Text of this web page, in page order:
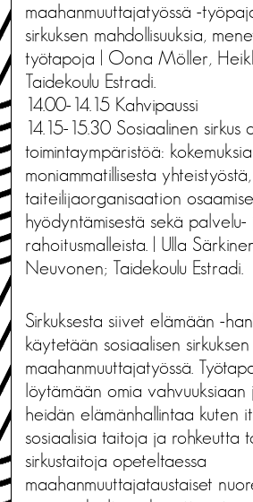
maahanmuuttajatyössä -
sirkuksen mahdollisuuksia,
työtapoja | Oona Möller,
Taidekoulu Estradi.
14.00-14.15 Kahvipaussi
14.15-15.30 Sosiaalinen sirkus
toimintaympäristöä:
moniammatillisesta yhteistyöstä,
taiteilijaorganisaation
hyödyntämisestä sekä palvelu-
rahoitusmalleista. | Ulla
Neuvonen; Taidekoulu Estradi.
Sirkuksesta siivet elämään -
käytetään sosiaalisen
maahanmuuttajatyössä.
löytämään omia vahvuuksiaan
heidän elämänhallintaa kuten
sosiaalisia taitoja ja rohkeutta
sirkustaitoja opeteltaessa
maahanmuuttajataustaiset